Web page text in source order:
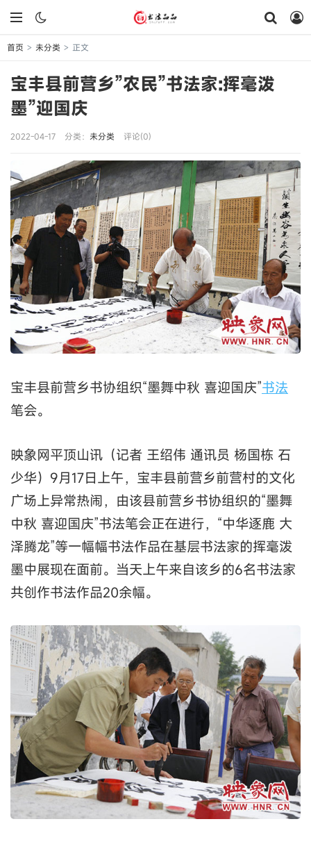
首页 > 未分类 > 正文
宝丰县前营乡”农民”书法家:挥毫泼
墨”迎国庆
2022-04-17 分类： 未分类 评论(0)
宝丰县前营乡书协组织“墨舞中秋 喜迎国庆”书法
笔会。
映象网平顶山讯（记者 王绍伟 通讯员 杨国栋 石
少华）9月17日上午，宝丰县前营乡前营村的文化
广场上异常热闹，由该县前营乡书协组织的“墨舞
中秋 喜迎国庆”书法笔会正在进行，“中华逐鹿 大
泽腾龙”等一幅幅书法作品在基层书法家的挥毫泼
墨中展现在面前。当天上午来自该乡的6名书法家
共创作书法作品20余幅。